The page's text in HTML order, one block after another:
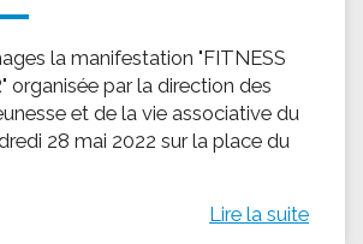
la manifestation "FITNESS
organisée par la direction des
et de la vie associative du
28 mai 2022 sur la place du
Lire la suite